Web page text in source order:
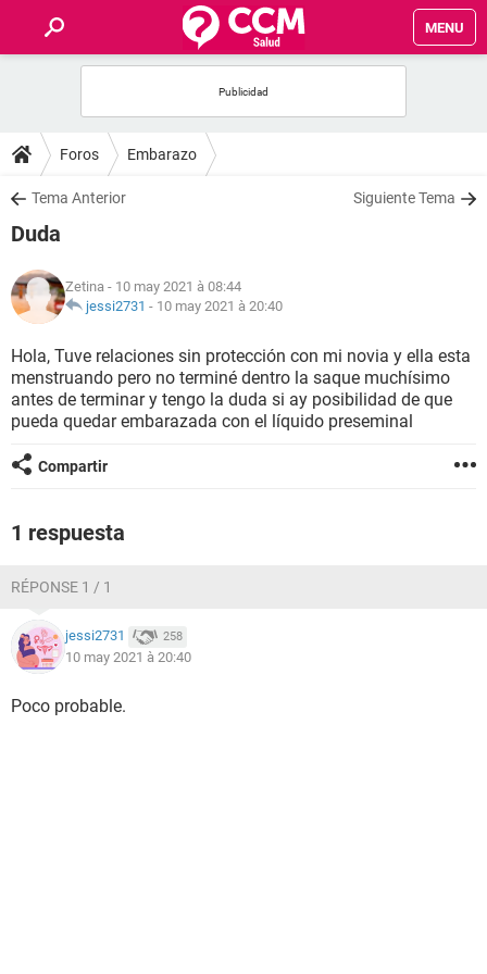
MENU
FORUMS
SALUD
NUTRICIÓN
BIENESTAR
SEXUALIDAD
GLOSARIO
Foros Embarazo
Tema Anterior Siguiente Tema
Duda
Zetina - 10 may 2021 à 08:44
jessi2731 - 10 may 2021 à 20:40
Hola, Tuve relaciones sin protección con mi novia y ella esta
menstruando pero no terminé dentro la saque muchísimo
antes de terminar y tengo la duda si ay posibilidad de que
pueda quedar embarazada con el líquido preseminal
Compartir
1 respuesta
RÉPONSE 1 / 1
jessi2731 258
10 may 2021 à 20:40
Poco probable.